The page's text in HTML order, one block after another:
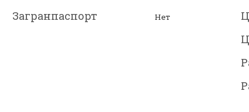
Загранпаспорт Нет